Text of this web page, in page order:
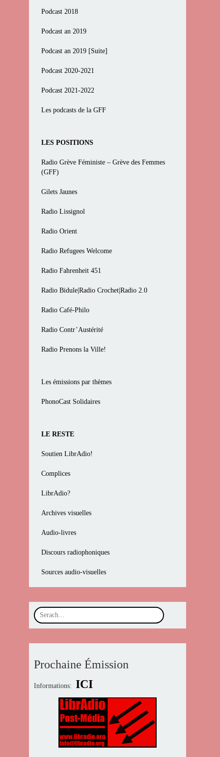
Podcast 2018
Podcast an 2019
Podcast an 2019 [Suite]
Podcast 2020-2021
Podcast 2021-2022
Les podcasts de la GFF
LES POSITIONS
Radio Grève Féministe – Grève des Femmes
(GFF)
Gilets Jaunes
Radio Lissignol
Radio Orient
Radio Refugees Welcome
Radio Fahrenheit 451
Radio Bidule|Radio Crochet|Radio 2.0
Radio Café-Philo
Radio Contr’Austérité
Radio Prenons la Ville!
Les émissions par thèmes
PhonoCast Solidaires
LE RESTE
Soutien LibrAdio!
Complices
LibrAdio?
Archives visuelles
Audio-livres
Discours radiophoniques
Sources audio-visuelles
Prochaine Émission
Informations: ICI